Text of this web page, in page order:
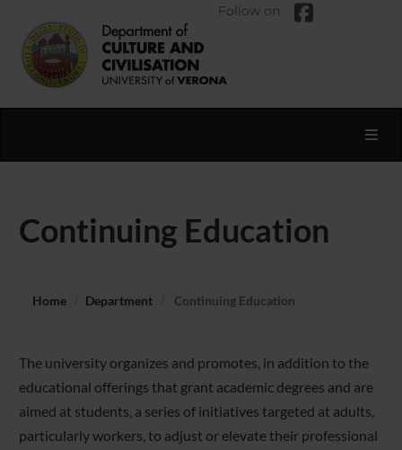
Follow on
Continuing Education
Home Department Continuing Education
The university organizes and promotes, in addition to the
educational offerings that grant academic degrees and are
aimed at students, a series of initiatives targeted at adults,
particularly workers, to adjust or elevate their professional